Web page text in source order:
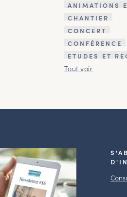
ANIMATIONS
CHANTIER
CONCERT
CONFÉRENCE
ETUDES ET
Tout voir